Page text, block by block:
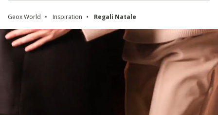
Geox World Inspiration Regali Natale